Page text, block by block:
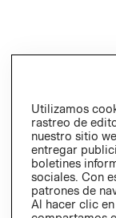
Utilizamos
rastreo de
nuestro sitio
entregar
boletines
sociales. Con
patrones de
Al hacer clic en